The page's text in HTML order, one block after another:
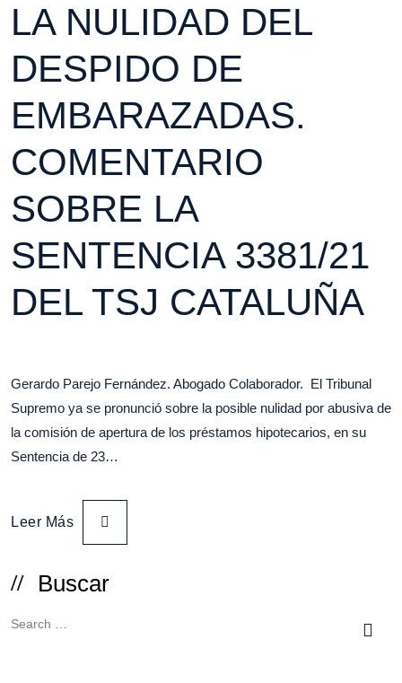
LA NULIDAD DEL
DESPIDO DE
EMBARAZADAS.
COMENTARIO
SOBRE LA
SENTENCIA 3381/21
DEL TSJ CATALUÑA
Gerardo Parejo Fernández. Abogado Colaborador. El Tribunal
Supremo ya se pronunció sobre la posible nulidad por abusiva de
la comisión de apertura de los préstamos hipotecarios, en su
Sentencia de 23…
Leer Más
Buscar